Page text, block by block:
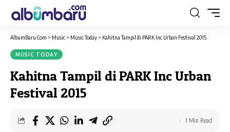
AlbumBaru.Com > Music > Music Today > Kahitna Tampil di PARK Inc Urban Festival 2015
MUSIC TODAY
Kahitna Tampil di PARK Inc Urban
Festival 2015
1 Min Read